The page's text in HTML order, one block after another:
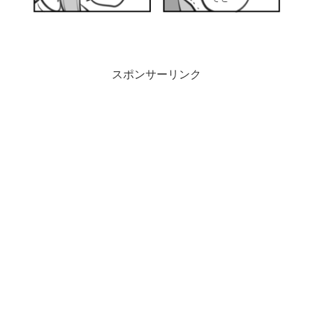
スポンサーリンク